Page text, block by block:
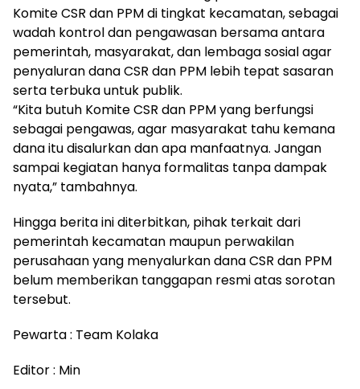
Komite CSR dan PPM di tingkat kecamatan, sebagai
wadah kontrol dan pengawasan bersama antara
pemerintah, masyarakat, dan lembaga sosial agar
penyaluran dana CSR dan PPM lebih tepat sasaran
serta terbuka untuk publik.
“Kita butuh Komite CSR dan PPM yang berfungsi
sebagai pengawas, agar masyarakat tahu kemana
dana itu disalurkan dan apa manfaatnya. Jangan
sampai kegiatan hanya formalitas tanpa dampak
nyata,” tambahnya.
Hingga berita ini diterbitkan, pihak terkait dari
pemerintah kecamatan maupun perwakilan
perusahaan yang menyalurkan dana CSR dan PPM
belum memberikan tanggapan resmi atas sorotan
tersebut.
Pewarta : Team Kolaka
Editor : Min